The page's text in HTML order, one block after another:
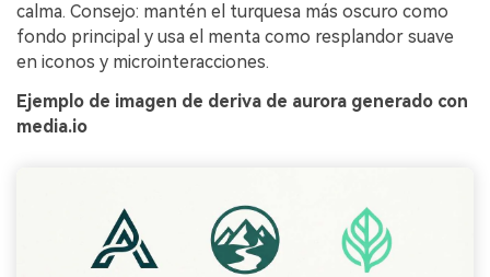
calma. Consejo: mantén el turquesa más oscuro como
fondo principal y usa el menta como resplandor suave
en iconos y microinteracciones.
Ejemplo de imagen de deriva de aurora generado con
media.io